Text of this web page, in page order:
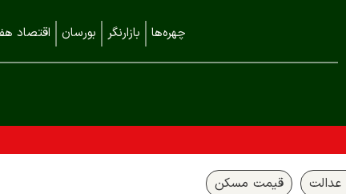
چهره‌ها بازارنگر بورسان اقتصاد
قیمت مسکن